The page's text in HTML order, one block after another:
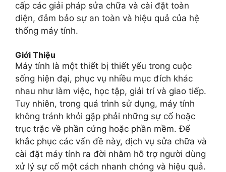
cấp các giải pháp sửa chữa và cài đặt toàn
diện, đảm bảo sự an toàn và hiệu quả của hệ
thống máy tính.
Giới Thiệu
Máy tính là một thiết bị thiết yếu trong cuộc
sống hiện đại, phục vụ nhiều mục đích khác
nhau như làm việc, học tập, giải trí và giao tiếp.
Tuy nhiên, trong quá trình sử dụng, máy tính
không tránh khỏi gặp phải những sự cố hoặc
trục trặc về phần cứng hoặc phần mềm. Để
khắc phục các vấn đề này, dịch vụ sửa chữa và
cài đặt máy tính ra đời nhằm hỗ trợ người dùng
xử lý sự cố một cách nhanh chóng và hiệu quả.